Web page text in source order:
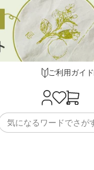
ご利用ガイド